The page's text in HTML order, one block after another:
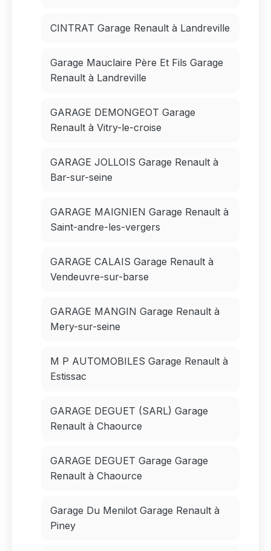
CINTRAT Garage Renault à Landreville
Garage Mauclaire Père Et Fils Garage
Renault à Landreville
GARAGE DEMONGEOT Garage
Renault à Vitry-le-croise
GARAGE JOLLOIS Garage Renault à
Bar-sur-seine
GARAGE MAIGNIEN Garage Renault à
Saint-andre-les-vergers
GARAGE CALAIS Garage Renault à
Vendeuvre-sur-barse
GARAGE MANGIN Garage Renault à
Mery-sur-seine
M P AUTOMOBILES Garage Renault à
Estissac
GARAGE DEGUET (SARL) Garage
Renault à Chaource
GARAGE DEGUET Garage Garage
Renault à Chaource
Garage Du Menilot Garage Renault à
Piney